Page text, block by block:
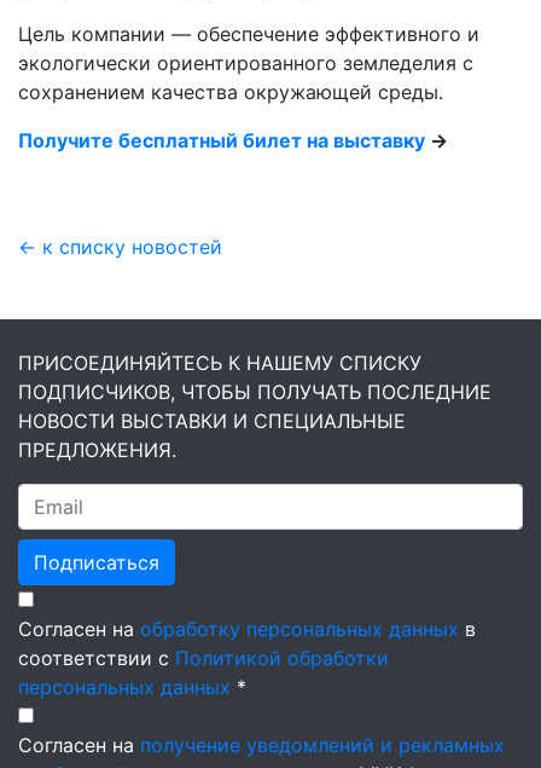
Цель компании — обеспечение эффективного и
экологически ориентированного земледелия с
сохранением качества окружающей среды.
Получите бесплатный билет на выставку →
← к списку новостей
ПРИСОЕДИНЯЙТЕСЬ К НАШЕМУ СПИСКУ
ПОДПИСЧИКОВ, ЧТОБЫ ПОЛУЧАТЬ ПОСЛЕДНИЕ
НОВОСТИ ВЫСТАВКИ И СПЕЦИАЛЬНЫЕ
ПРЕДЛОЖЕНИЯ.
Подписаться
Согласен на обработку персональных данных в
соответствии с Политикой обработки
персональных данных *
Согласен на получение уведомлений и рекламных